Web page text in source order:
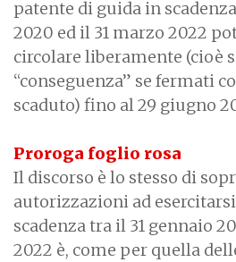
patente di guida in
2020 ed il 31 marzo 2022
circolare liberamente (cioè
“conseguenza” se fermati
scaduto) fino al 29 giugno
Proroga foglio rosa
Il discorso è lo stesso di
autorizzazioni ad
scadenza tra il 31 gennaio
2022 è, come per quella